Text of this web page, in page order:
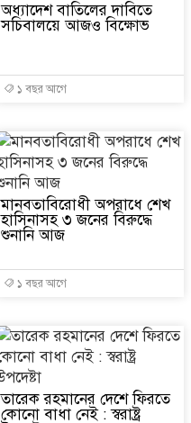
অধ্যাদেশ বাতিলের দাবিতে
সচিবালয়ে আজও বিক্ষোভ
১ বছর আগে
মানবতাবিরোধী অপরাধে শেখ
হাসিনাসহ ৩ জনের বিরুদ্ধে
শুনানি আজ
১ বছর আগে
তারেক রহমানের দেশে ফিরতে
কোনো বাধা নেই : স্বরাষ্ট্র